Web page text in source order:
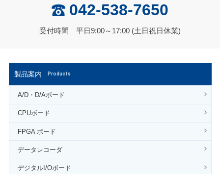
製品案内 Products
A/D・D/Aボード
CPUボード
FPGA ボード
データレコーダ
デジタルI/Oボード
042-538-7650
受付時間 平日9:00～17:00 (土日祝日休業)